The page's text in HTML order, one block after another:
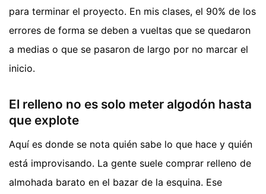
para terminar el proyecto. En mis clases, el 90% de los
errores de forma se deben a vueltas que se quedaron
a medias o que se pasaron de largo por no marcar el
inicio.
El relleno no es solo meter algodón hasta
que explote
Aquí es donde se nota quién sabe lo que hace y quién
está improvisando. La gente suele comprar relleno de
almohada barato en el bazar de la esquina. Ese